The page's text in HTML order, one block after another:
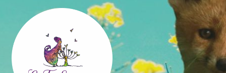
la
navigation
contenu